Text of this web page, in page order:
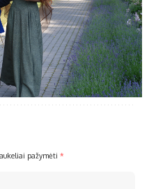
pažymėti *